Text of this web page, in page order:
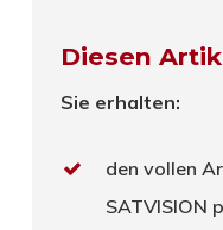
Diesen
Sie erhalten:
den vollen
SATVISION